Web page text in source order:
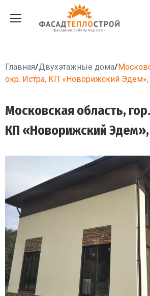
Главная/Двухэтажные дома/
окр. Истра, КП «Новорижский Эдем»,
Московская область,
КП «Новорижский Эдем»,